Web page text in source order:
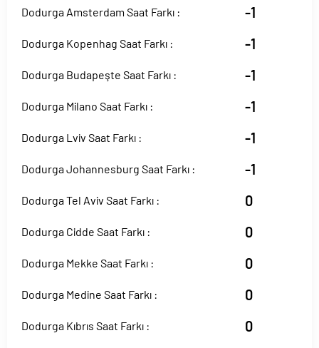
Dodurga Amsterdam Saat Farkı : -1
Dodurga Kopenhag Saat Farkı : -1
Dodurga Budapeşte Saat Farkı : -1
Dodurga Milano Saat Farkı : -1
Dodurga Lviv Saat Farkı : -1
Dodurga Johannesburg Saat Farkı : -1
Dodurga Tel Aviv Saat Farkı : 0
Dodurga Cidde Saat Farkı : 0
Dodurga Mekke Saat Farkı : 0
Dodurga Medine Saat Farkı : 0
Dodurga Kıbrıs Saat Farkı : 0